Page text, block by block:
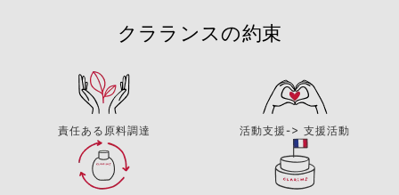
クラランスの約束
責任ある原料調達 活動支援-> 支援活動